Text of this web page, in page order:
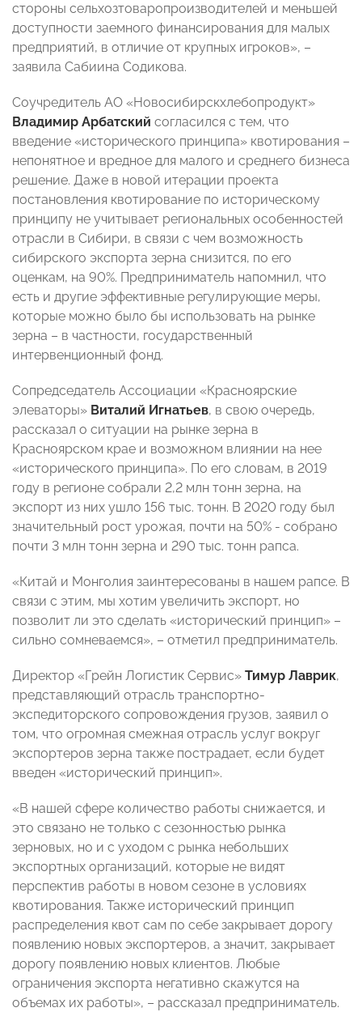
стороны сельхозтоваропроизводителей и меньшей
доступности заемного финансирования для малых
предприятий, в отличие от крупных игроков», –
заявила Сабиина Содикова.
Соучредитель АО «Новосибирскхлебопродукт»
Владимир Арбатский согласился с тем, что
введение «исторического принципа» квотирования –
непонятное и вредное для малого и среднего бизнеса
решение. Даже в новой итерации проекта
постановления квотирование по историческому
принципу не учитывает региональных особенностей
отрасли в Сибири, в связи с чем возможность
сибирского экспорта зерна снизится, по его
оценкам, на 90%. Предприниматель напомнил, что
есть и другие эффективные регулирующие меры,
которые можно было бы использовать на рынке
зерна – в частности, государственный
интервенционный фонд.
Сопредседатель Ассоциации «Красноярские
элеваторы» Виталий Игнатьев, в свою очередь,
рассказал о ситуации на рынке зерна в
Красноярском крае и возможном влиянии на нее
«исторического принципа». По его словам, в 2019
году в регионе собрали 2,2 млн тонн зерна, на
экспорт из них ушло 156 тыс. тонн. В 2020 году был
значительный рост урожая, почти на 50% - собрано
почти 3 млн тонн зерна и 290 тыс. тонн рапса.
«Китай и Монголия заинтересованы в нашем рапсе. В
связи с этим, мы хотим увеличить экспорт, но
позволит ли это сделать «исторический принцип» –
сильно сомневаемся», – отметил предприниматель.
Директор «Грейн Логистик Сервис» Тимур Лаврик,
представляющий отрасль транспортно-
экспедиторского сопровождения грузов, заявил о
том, что огромная смежная отрасль услуг вокруг
экспортеров зерна также пострадает, если будет
введен «исторический принцип».
«В нашей сфере количество работы снижается, и
это связано не только с сезонностью рынка
зерновых, но и с уходом с рынка небольших
экспортных организаций, которые не видят
перспектив работы в новом сезоне в условиях
квотирования. Также исторический принцип
распределения квот сам по себе закрывает дорогу
появлению новых экспортеров, а значит, закрывает
дорогу появлению новых клиентов. Любые
ограничения экспорта негативно скажутся на
объемах их работы», – рассказал предприниматель.